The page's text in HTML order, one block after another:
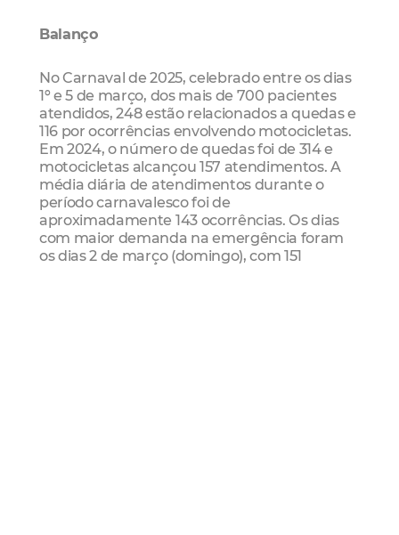
Balanço
No Carnaval de 2025, celebrado entre os dias
1º e 5 de março, dos mais de 700 pacientes
atendidos, 248 estão relacionados a quedas e
116 por ocorrências envolvendo motocicletas.
Em 2024, o número de quedas foi de 314 e
motocicletas alcançou 157 atendimentos. A
média diária de atendimentos durante o
período carnavalesco foi de
aproximadamente 143 ocorrências. Os dias
com maior demanda na emergência foram
os dias 2 de março (domingo), com 151